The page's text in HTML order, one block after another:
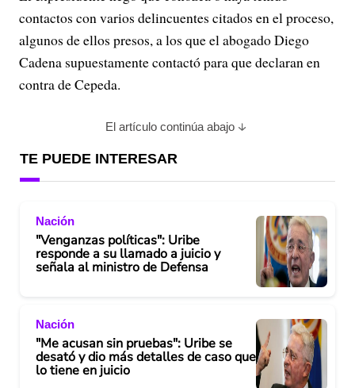
contactos con varios delincuentes citados en el proceso,
algunos de ellos presos, a los que el abogado Diego
Cadena supuestamente contactó para que declaran en
contra de Cepeda.
El artículo continúa abajo
TE PUEDE INTERESAR
Nación
"Venganzas políticas": Uribe
responde a su llamado a juicio y
señala al ministro de Defensa
Nación
"Me acusan sin pruebas": Uribe se
desató y dio más detalles de caso que
lo tiene en juicio